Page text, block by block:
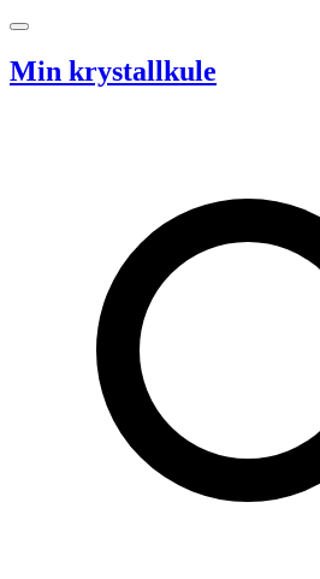
Hopp til innhold
Min krystallkule